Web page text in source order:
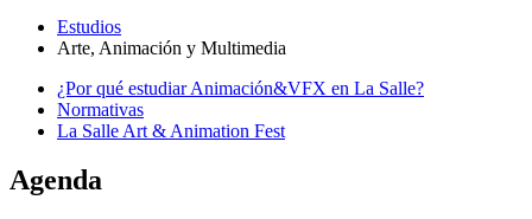
Estudios
Arte, Animación y Multimedia
¿Por qué estudiar Animación&VFX en La Salle?
Normativas
La Salle Art & Animation Fest
Agenda